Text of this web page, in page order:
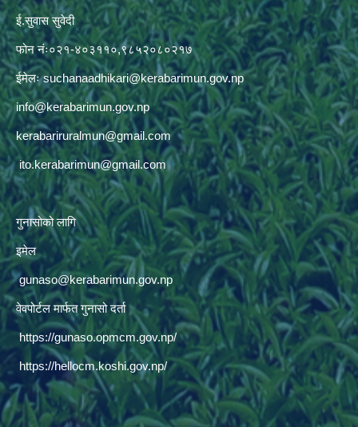
ई.सुवास सुवेदी
फोन नंः०२१-४०३११०,९८५२०८०२१७
ईमेलःsuchanaadhikari@kerabarimun.gov.np
info@kerabarimun.gov.np
kerabariruralmun@gmail.com
ito.kerabarimun@gmail.com
गुनासोको लागि
इमेल
gunaso@kerabarimun.gov.np
वेवपोर्टल मार्फत गुनासो दर्ता
https://gunaso.opmcm.gov.np/
https://hellocm.koshi.gov.np/